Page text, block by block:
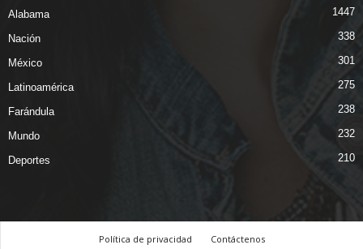
Alabama 1447
Nación 338
México 301
Latinoamérica 275
Farándula 238
Mundo 232
Deportes 210
Política de privacidad Contáctenos